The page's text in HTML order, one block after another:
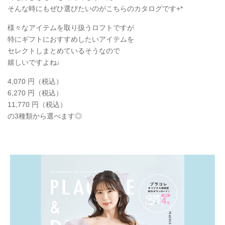
そんな時にもぜひ選びたいのがこちらのカタログです+*
様々なアイテムを取り扱うロフトですが
特にギフトにおすすめしたいアイテムを
セレクトしまとめているそうなので
嬉しいですよね♩
4,070 円（税込）
6,270 円（税込）
11,770 円（税込）
の3種類から選べます◎